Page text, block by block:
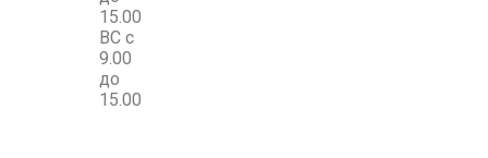
15.00
ВС с
9.00
до
15.00